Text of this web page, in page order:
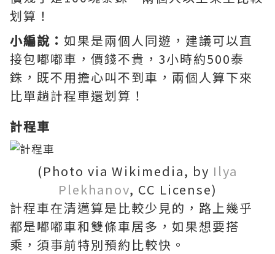
划算！
小編說： 如果是兩個人同遊，建議可以直
接包嘟嘟車，價錢不貴，3小時約500泰
銖，既不用擔心叫不到車，兩個人算下來
比單趟計程車還划算！
計程車
(Photo via Wikimedia, by Ilya
Plekhanov, CC License)
計程車在清邁算是比較少見的，路上幾乎
都是嘟嘟車和雙條車居多，如果想要搭
乘，須事前特別預約比較快。